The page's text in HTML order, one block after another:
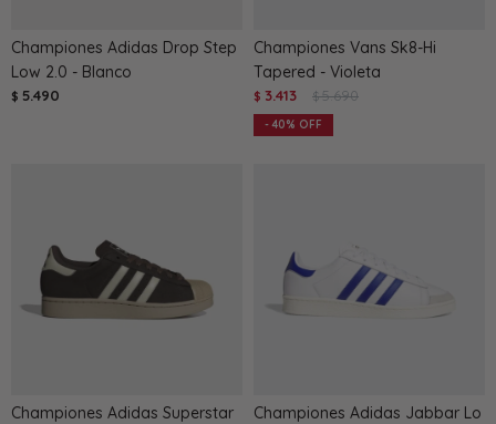
Championes Adidas Drop Step
Low 2.0 - Blanco
$ 5.490
Championes Vans Sk8-Hi
Tapered - Violeta
$ 3.413 $ 5.690
40
Championes Adidas Superstar
Championes Adidas Jabbar Lo